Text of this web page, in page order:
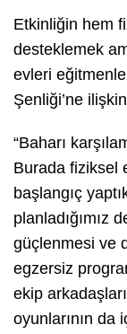
Etkinliğin hem
desteklemek
evleri
Şenliği’ne
“Baharı
Burada fiziksel
başlangıç
planladığımız
güçlenmesi ve
egzersiz
ekip
oyunlarının da